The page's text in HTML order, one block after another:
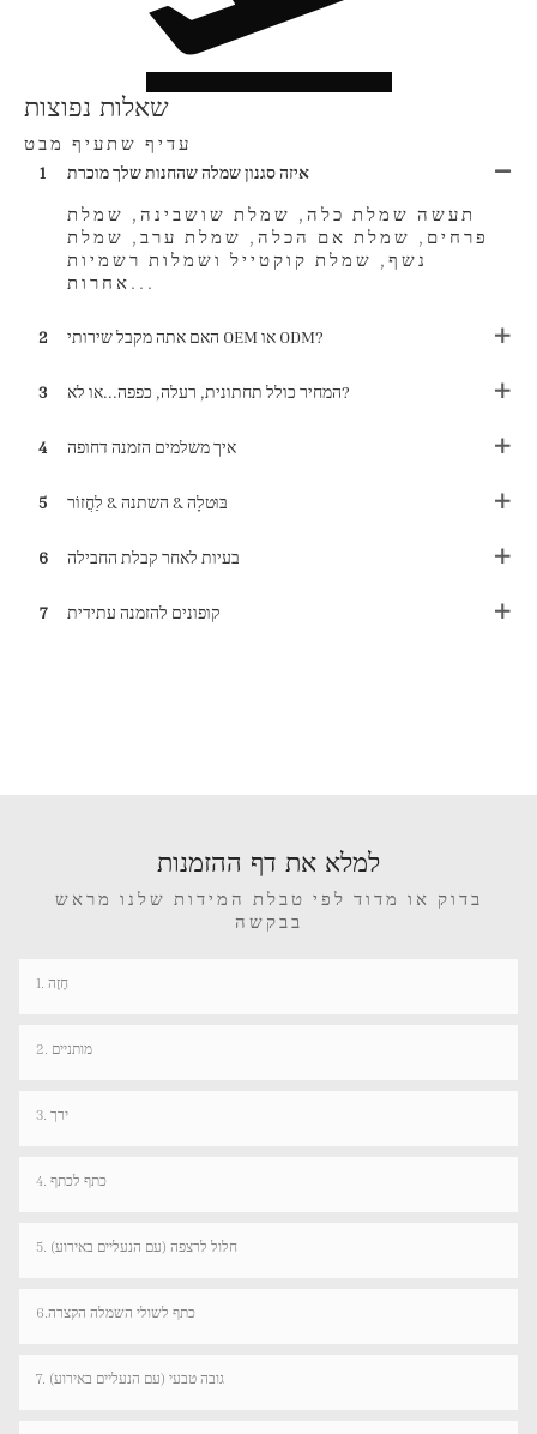
שאלות נפוצות
עדיף שתעיף מבט
1 איזה סגנון שמלה שהחנות שלך מוכרת
תעשה שמלת כלה, שמלת שושבינה, שמלת
פרחים, שמלת אם הכלה, שמלת ערב, שמלת
נשף, שמלת קוקטייל ושמלות רשמיות
אחרות...
2 האם אתה מקבל שירותי OEM או ODM?
3 המחיר כולל תחתונית, רעלה, כפפה...או לא?
4 איך משלמים הזמנה דחופה
5 בּוּטלָה & השתנה & לַחֲזוֹר
6 בעיות לאחר קבלת החבילה
7 קופונים להזמנה עתידית
למלא את דף ההזמנות
בדוק או מדוד לפי טבלת המידות שלנו מראש
בבקשה
1. חָזֶה
2. מותניים
3. ירך
4. כתף לכתף
5. חלול לרצפה (עם הנעליים באירוע)
6.כתף לשולי השמלה הקצרה
7. גובה טבעי (עם הנעליים באירוע)